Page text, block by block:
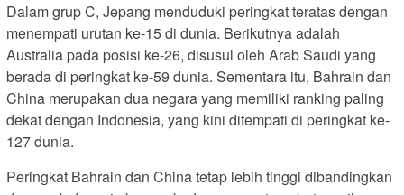
Dalam grup C, Jepang menduduki peringkat teratas dengan
menempati urutan ke-15 di dunia. Berikutnya adalah
Australia pada posisi ke-26, disusul oleh Arab Saudi yang
berada di peringkat ke-59 dunia. Sementara itu, Bahrain dan
China merupakan dua negara yang memiliki ranking paling
dekat dengan Indonesia, yang kini ditempati di peringkat ke-
127 dunia.
Peringkat Bahrain dan China tetap lebih tinggi dibandingkan